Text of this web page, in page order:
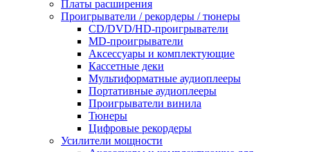
Платы расширения
Проигрыватели / рекордеры / тюнеры
CD/DVD/HD-проигрыватели
MD-проигрыватели
Аксессуары и комплектующие
Кассетные деки
Мультиформатные аудиоплееры
Портативные аудиоплееры
Проигрыватели винила
Тюнеры
Цифровые рекордеры
Усилители мощности